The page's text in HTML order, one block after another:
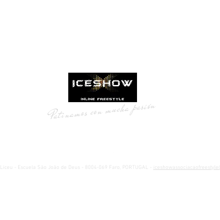
Patinamos con mucha pasión
- Escuela São João de Deus - 8004-069 Faro, PORTUGAL -